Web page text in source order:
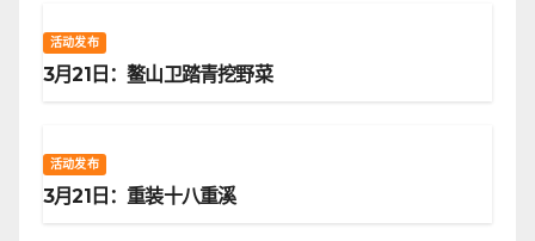
活动发布
3月21日：鳌山卫踏青挖野菜
活动发布
3月21日：重装十八重溪